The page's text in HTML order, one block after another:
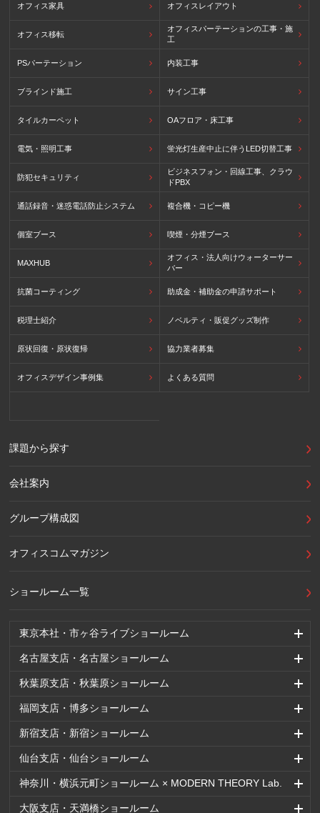
東京本社・市ヶ谷ライブショールーム
名古屋支店・名古屋ショールーム
秋葉原支店・秋葉原ショールーム
福岡支店・博多ショールーム
新宿支店・新宿ショールーム
仙台支店・仙台ショールーム
神奈川・横浜元町ショールーム × MODERN THEORY Lab.
大阪支店・天満橋ショールーム
オフィス家具 オフィスレイアウト
オフィス移転
オフィスパーテーションの工事・施
工
PSパーテーション 内装工事
ブラインド施工 サイン工事
タイルカーペット OAフロア・床工事
電気・照明工事 蛍光灯生産中止に伴うLED切替工事
防犯セキュリティ
ビジネスフォン・回線工事、クラウ
ドPBX
通話録音・迷惑電話防止システム 複合機・コピー機
個室ブース 喫煙・分煙ブース
MAXHUB
オフィス・法人向けウォーターサー
バー
抗菌コーティング 助成金・補助金の申請サポート
税理士紹介 ノベルティ・販促グッズ制作
原状回復・原状復帰 協力業者募集
オフィスデザイン事例集 よくある質問
課題から探す
会社案内
グループ構成図
オフィスコムマガジン
ショールーム一覧